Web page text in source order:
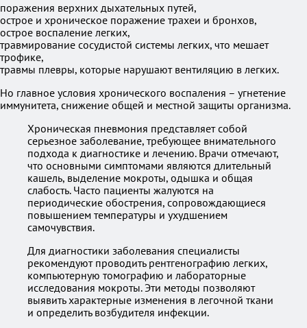
поражения верхних дыхательных путей,
острое и хроническое поражение трахеи и бронхов,
острое воспаление легких,
травмирование сосудистой системы легких, что мешает
трофике,
травмы плевры, которые нарушают вентиляцию в легких.
Но главное условия хронического воспаления – угнетение
иммунитета, снижение общей и местной защиты организма.
Хроническая пневмония представляет собой
серьезное заболевание, требующее внимательного
подхода к диагностике и лечению. Врачи отмечают,
что основными симптомами являются длительный
кашель, выделение мокроты, одышка и общая
слабость. Часто пациенты жалуются на
периодические обострения, сопровождающиеся
повышением температуры и ухудшением
самочувствия.
Для диагностики заболевания специалисты
рекомендуют проводить рентгенографию легких,
компьютерную томографию и лабораторные
исследования мокроты. Эти методы позволяют
выявить характерные изменения в легочной ткани
и определить возбудителя инфекции.